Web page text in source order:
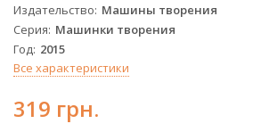
Издательство Машины творения
Серия Машинки творения
Год 2015
Все характеристики
319 грн.